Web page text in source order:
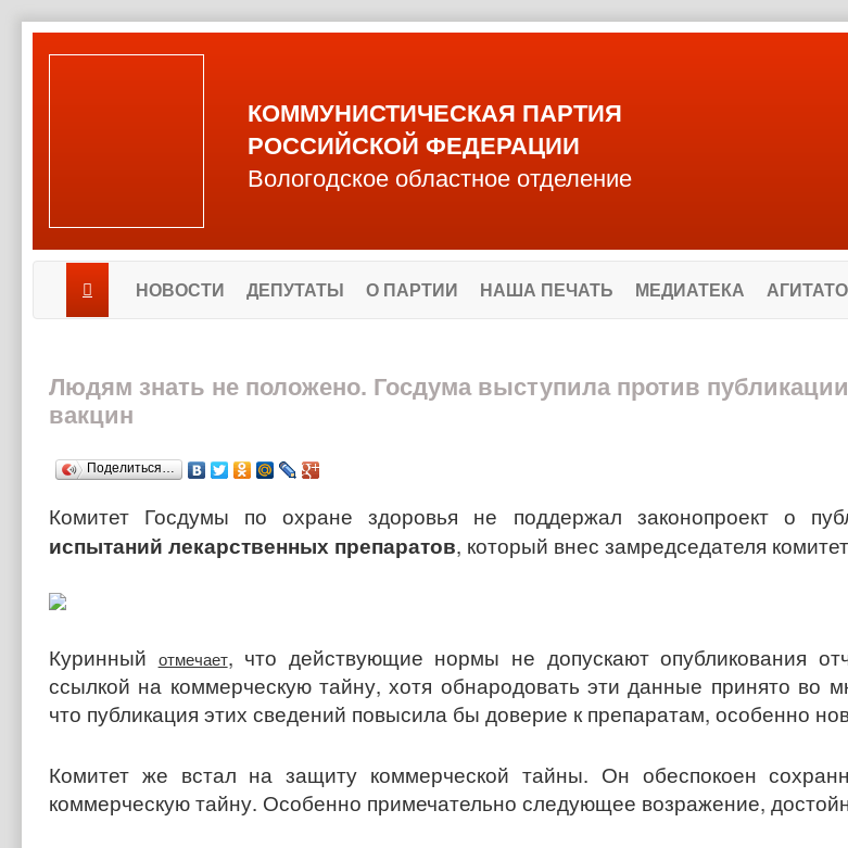
КОММУНИСТИЧЕСКАЯ ПАРТИЯ
РОССИЙСКОЙ ФЕДЕРАЦИИ
Вологодское областное отделение
НОВОСТИ ДЕПУТАТЫ О ПАРТИИ НАША ПЕЧАТЬ МЕДИАТЕКА
Людям знать не положено. Госдума выступила против
вакцин
Поделиться…
Комитет Госдумы по охране здоровья не поддержал законопроект о
испытаний лекарственных препаратов, который внес замредседателя
Куринный отмечает, что действующие нормы не допускают опубликования
ссылкой на коммерческую тайну, хотя обнародовать эти данные принято во
что публикация этих сведений повысила бы доверие к препаратам, особенно
Комитет же встал на защиту коммерческой тайны. Он обеспокоен
коммерческую тайну. Особенно примечательно следующее возражение,